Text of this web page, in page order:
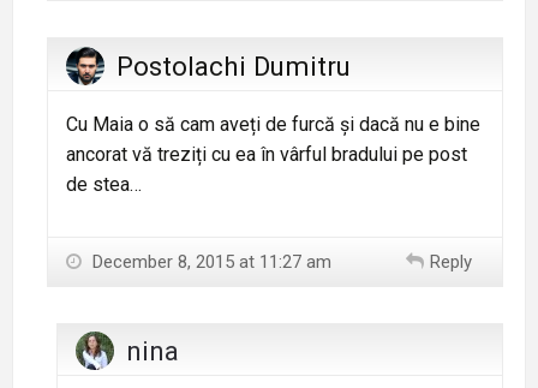
Postolachi Dumitru
Cu Maia o să cam aveți de furcă și dacă nu e bine
ancorat vă treziți cu ea în vârful bradului pe post
de stea…
December 8, 2015 at 11:27 am Reply
nina